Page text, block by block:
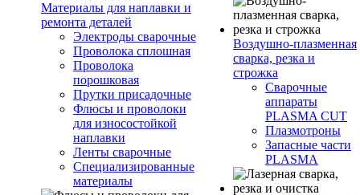
Материалы для наплавки и
ремонта деталей
Электроды сварочные
Проволока сплошная
Проволока
порошковая
Прутки присадочные
Флюсы и проволоки
для износостойкой
наплавки
Ленты сварочные
Специализированные
материалы
Воздушно-плазменная
сварка, резка и
строжка
Сварочные
аппараты
PLASMA CUT
Плазмотроны
Запасные части
PLASMA